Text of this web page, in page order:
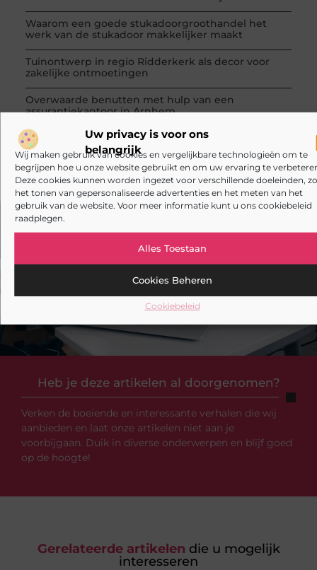
Uw privacy is voor ons
belangrijk
Wij maken gebruik van cookies en vergelijkbare technologieën om te
begrijpen hoe u onze website gebruikt en om uw ervaring te
Deze cookies kunnen worden ingezet voor verschillende doeleinden,
het tonen van gepersonaliseerde advertenties en het meten van het
gebruik van de website. Voor meer informatie kunt u ons cookiebeleid
raadplegen.
Alles Toestaan
Cookies Beheren
Cookiebeleid
Waarom een goede stukadoorgroothandel het
werk van de stukadoor makkelijker maakt
Tuinontwerp in regio Ridderkerk als decor voor
zakelijke ontmoetingen
Overwaarde benutten met hulp van een
assurantiekantoor in Arnhem
Een slotenmaker in Rosmalen voor uw Airbnb-
verhuur
Heb je deze artikelen al doorgenomen?
Verken de boeiende en interessante verhalen die wij
aanbieden en laat onze artikelen niet aan je
voorbijgaan. Duik in diverse onderwerpen en blijf goed
op de hoogte!
VORIGE
Duurzaam advies in Friesland: de eerste stap naar een groene toekomst
VOLGENDE
Gerelateerde artikelen die u mogelijk
interesseren